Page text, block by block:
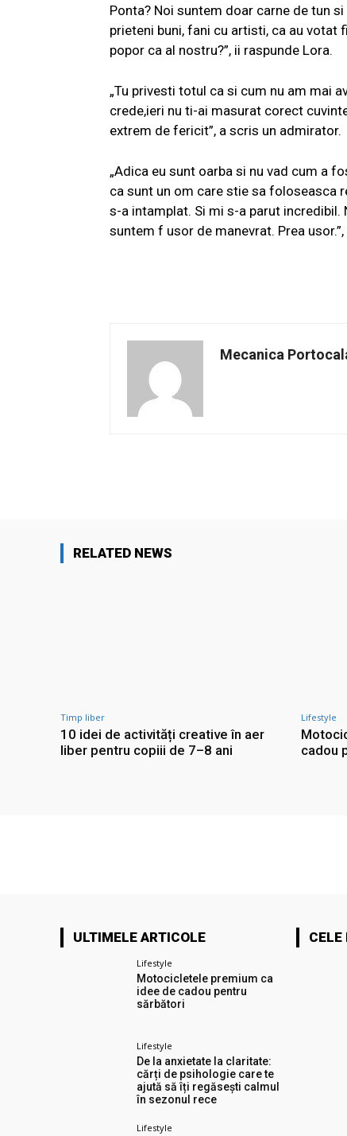
Ponta? Noi suntem doar carne de tun
prieteni buni, fani cu artisti, ca au votat
popor ca al nostru?”, ii raspunde Lora.
„Tu privesti totul ca si cum nu am mai
crede,ieri nu ti-ai masurat corect
extrem de fericit”, a scris un admirator.
„Adica eu sunt oarba si nu vad cum a
ca sunt un om care stie sa foloseasca
s-a intamplat. Si mi s-a parut incredibil.
suntem f usor de manevrat. Prea
Mecanica
RELATED NEWS
Timp liber
10 idei de activități creative în aer
liber pentru copiii de 7–8 ani
Lifestyle
cadou
ULTIMELE ARTICOLE
Lifestyle
Motocicletele premium ca
idee de cadou pentru
sărbători
Lifestyle
De la anxietate la claritate:
cărți de psihologie care te
ajută să îți regăsești calmul
în sezonul rece
Lifestyle